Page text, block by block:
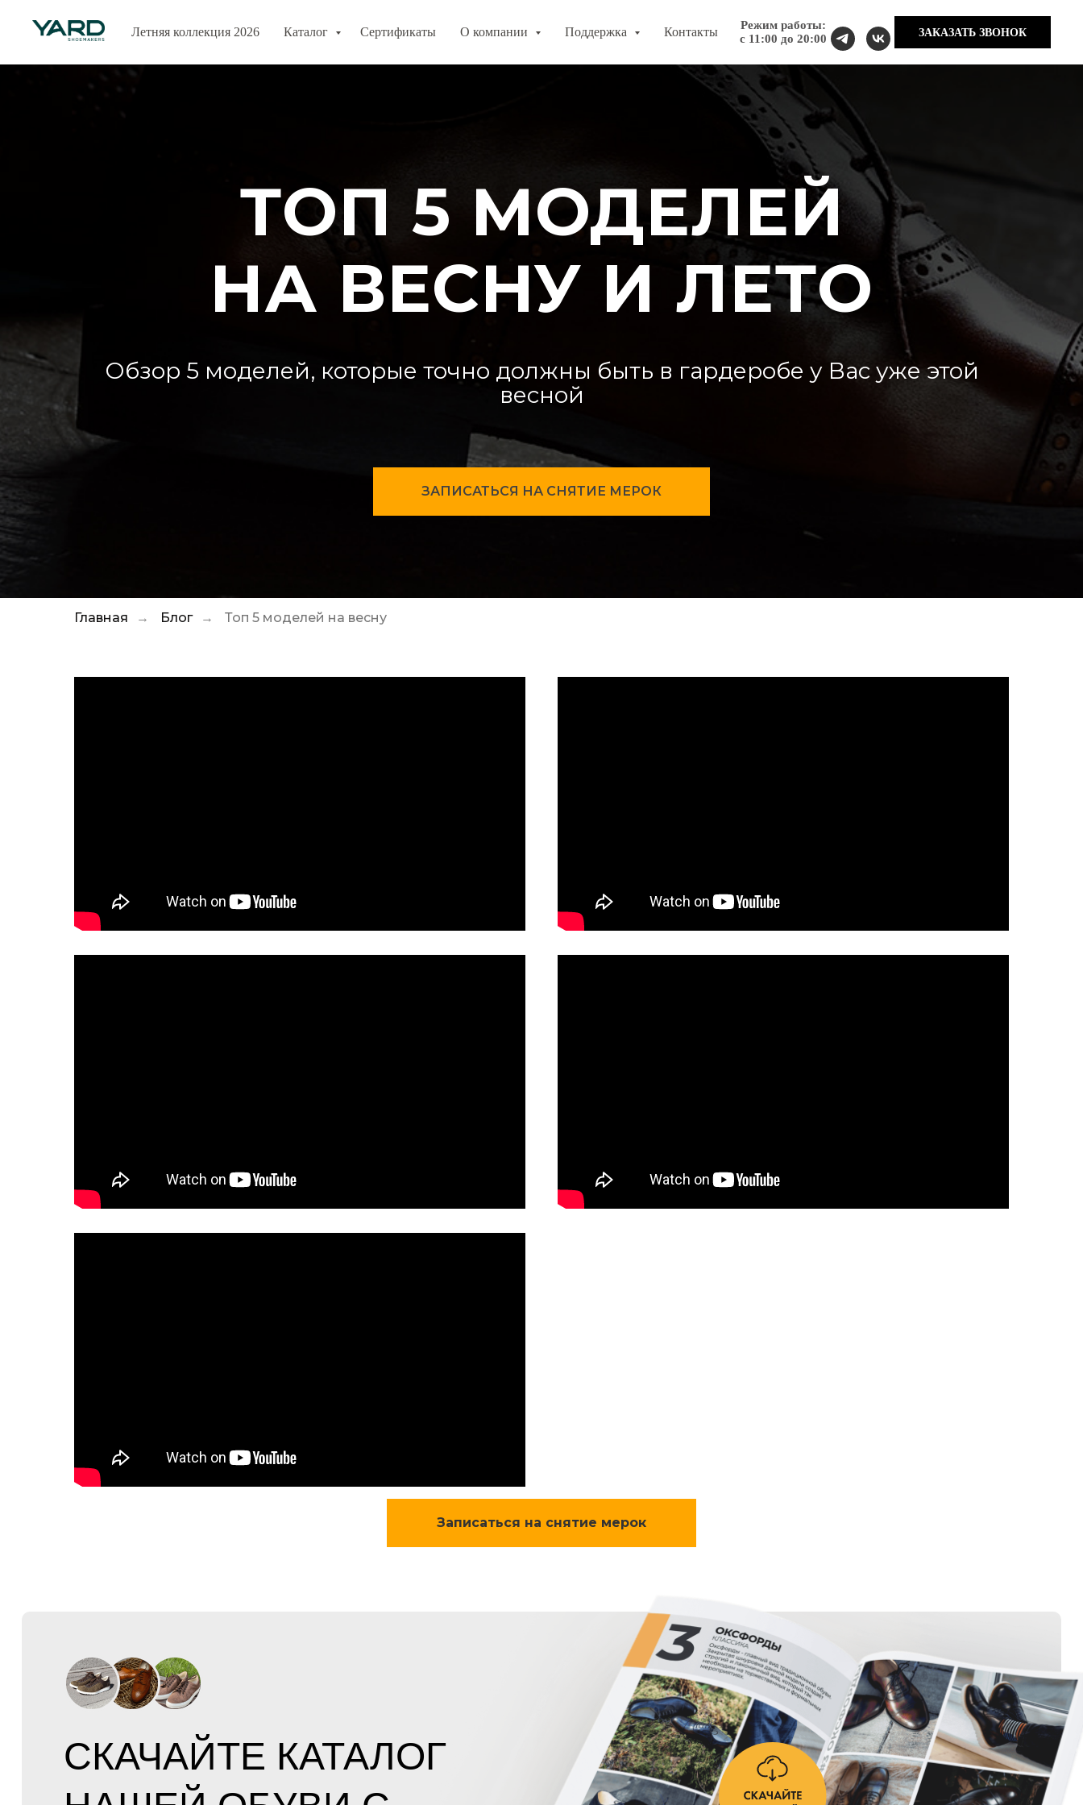
Летняя коллекция 2026 Каталог Сертификаты О компании Поддержка Контакты
Режим работы:
с 11:00 до 20:00
ЗАКАЗАТЬ ЗВОНОК
ТОП 5 МОДЕЛЕЙ
НА ВЕСНУ И ЛЕТО
Обзор 5 моделей, которые точно должны быть в гардеробе у Вас уже этой
весной
ЗАПИСАТЬСЯ НА СНЯТИЕ МЕРОК
Главная → Блог → Топ 5 моделей на весну
Записаться на снятие мерок
СКАЧАЙТЕ КАТАЛОГ